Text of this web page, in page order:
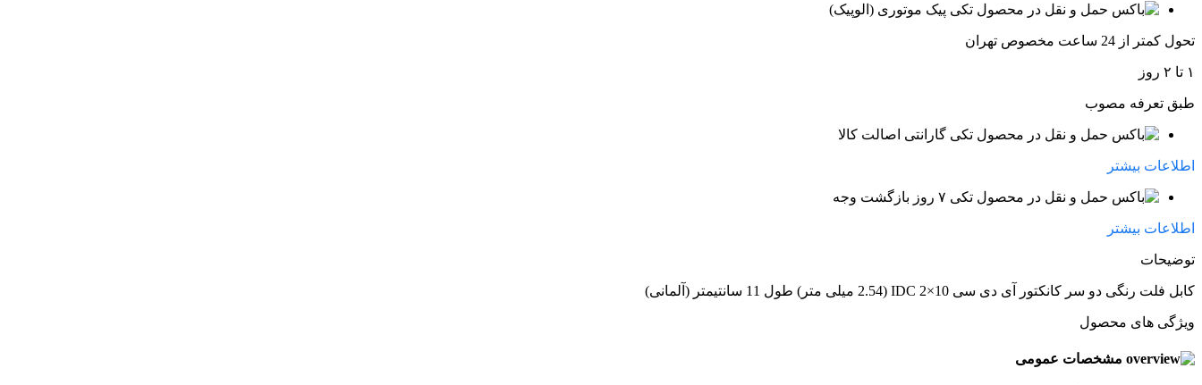
پیک موتوری (الوپیک)
تحول کمتر از 24 ساعت مخصوص تهران
۱ تا ۲ روز
طبق تعرفه مصوب
گارانتی اصالت کالا
اطلاعات بیشتر
۷ روز بازگشت وجه
اطلاعات بیشتر
توضیحات
کابل فلت رنگی دو سر کانکتور آی دی سی IDC 2×10 (2.54 میلی متر) طول 11 سانتیمتر (آلمانی)
ویژگی های محصول
مشخصات عمومی